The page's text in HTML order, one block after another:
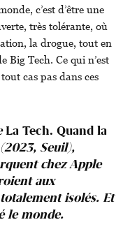
c’est d’être une
très tolérante, où
la drogue, tout en
Big Tech. Ce qui n’est
cas pas dans ces
La Tech. Quand la
(2023, Seuil),
chez Apple
aux
isolés. Et
le monde.